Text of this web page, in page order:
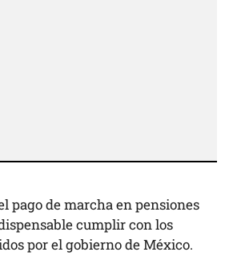
pago de marcha en pensiones
cumplir con los
por el gobierno de México.